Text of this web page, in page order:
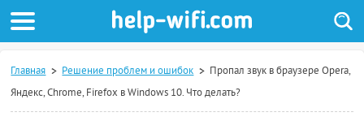
Главная Решение проблем и ошибок
Пропал звук в браузере Opera,
Яндекс, Chrome, Firefox в Windows 10. Что делать?